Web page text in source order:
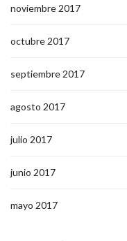
noviembre 2017
octubre 2017
septiembre 2017
agosto 2017
julio 2017
junio 2017
mayo 2017